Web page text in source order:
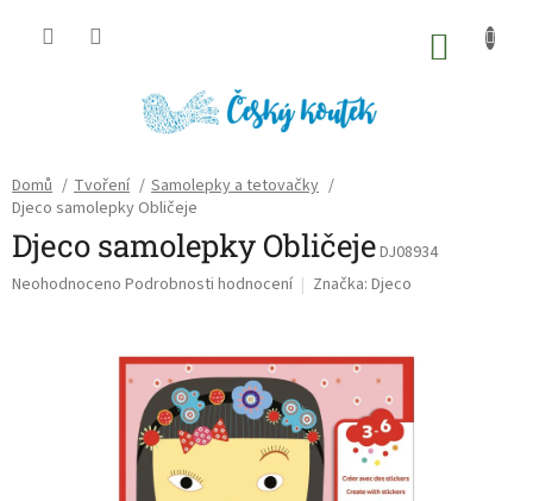
Domů / Tvoření / Samolepky a tetovačky /
Djeco samolepky Obličeje
Djeco samolepky ObličejeDJ08934
Průměrné
Neohodnoceno Podrobnosti hodnocení Značka: Djeco